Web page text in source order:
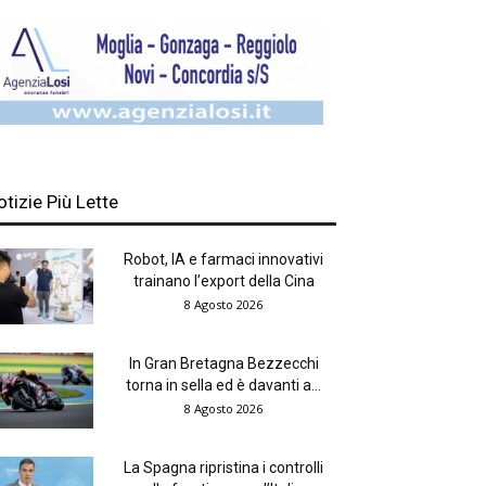
Più Lette
Robot, IA e farmaci innovativi
trainano l’export della Cina
8 Agosto 2026
In Gran Bretagna Bezzecchi
torna in sella ed è davanti a...
8 Agosto 2026
La Spagna ripristina i controlli